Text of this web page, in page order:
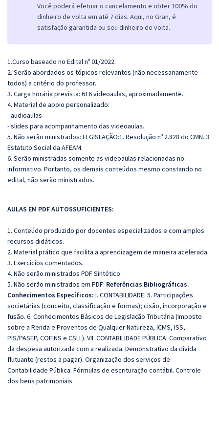
Você poderá efetuar o cancelamento e obter 100% do
dinheiro de volta em até 7 dias. Aqui, no Gran, é
satisfação garantida ou seu dinheiro de volta.
1.Curso baseado no Edital nº 01/2022.
2. Serão abordados os tópicos relevantes (não necessariamente
todos) a critério do professor.
3. Carga horária prevista: 616 videoaulas, aproximadamente.
4. Material de apoio personalizado:
- audioaulas
- slides para acompanhamento das videoaulas.
5. Não serão ministrados: LEGISLAÇÃO:1. Resolução nº 2.828 do CMN. 3.
Estatuto Social da AFEAM.
6. Serão ministradas somente as videoaulas relacionadas no
informativo. Portanto, os demais conteúdos mesmo constando no
edital, não serão ministrados.
AULAS EM PDF AUTOSSUFICIENTES:
1. Conteúdo produzido por docentes especializados e com amplos
recursos didáticos.
2. Material prático que facilita a aprendizagem de maneira acelerada.
3. Exercícios comentados.
4. Não serão ministrados PDF Sintético.
5. Não serão ministrados em PDF: Referências Bibliográficas.
Conhecimentos Específicos: I. CONTABILIDADE: 5. Participações
societárias (conceito, classificação e formas); cisão, incorporação e
fusão. 6. Conhecimentos Básicos de Legislação Tributária (Imposto
sobre a Renda e Proventos de Qualquer Natureza, ICMS, ISS,
PIS/PASEP, COFINS e CSLL). VII. CONTABILIDADE PÚBLICA: Comparativo
da despesa autorizada com a realizada. Demonstrativo da dívida
flutuante (restos a pagar). Organização dos serviços de
Contabilidade Pública. Fórmulas de escrituração contábil. Controle
dos bens patrimoniais.